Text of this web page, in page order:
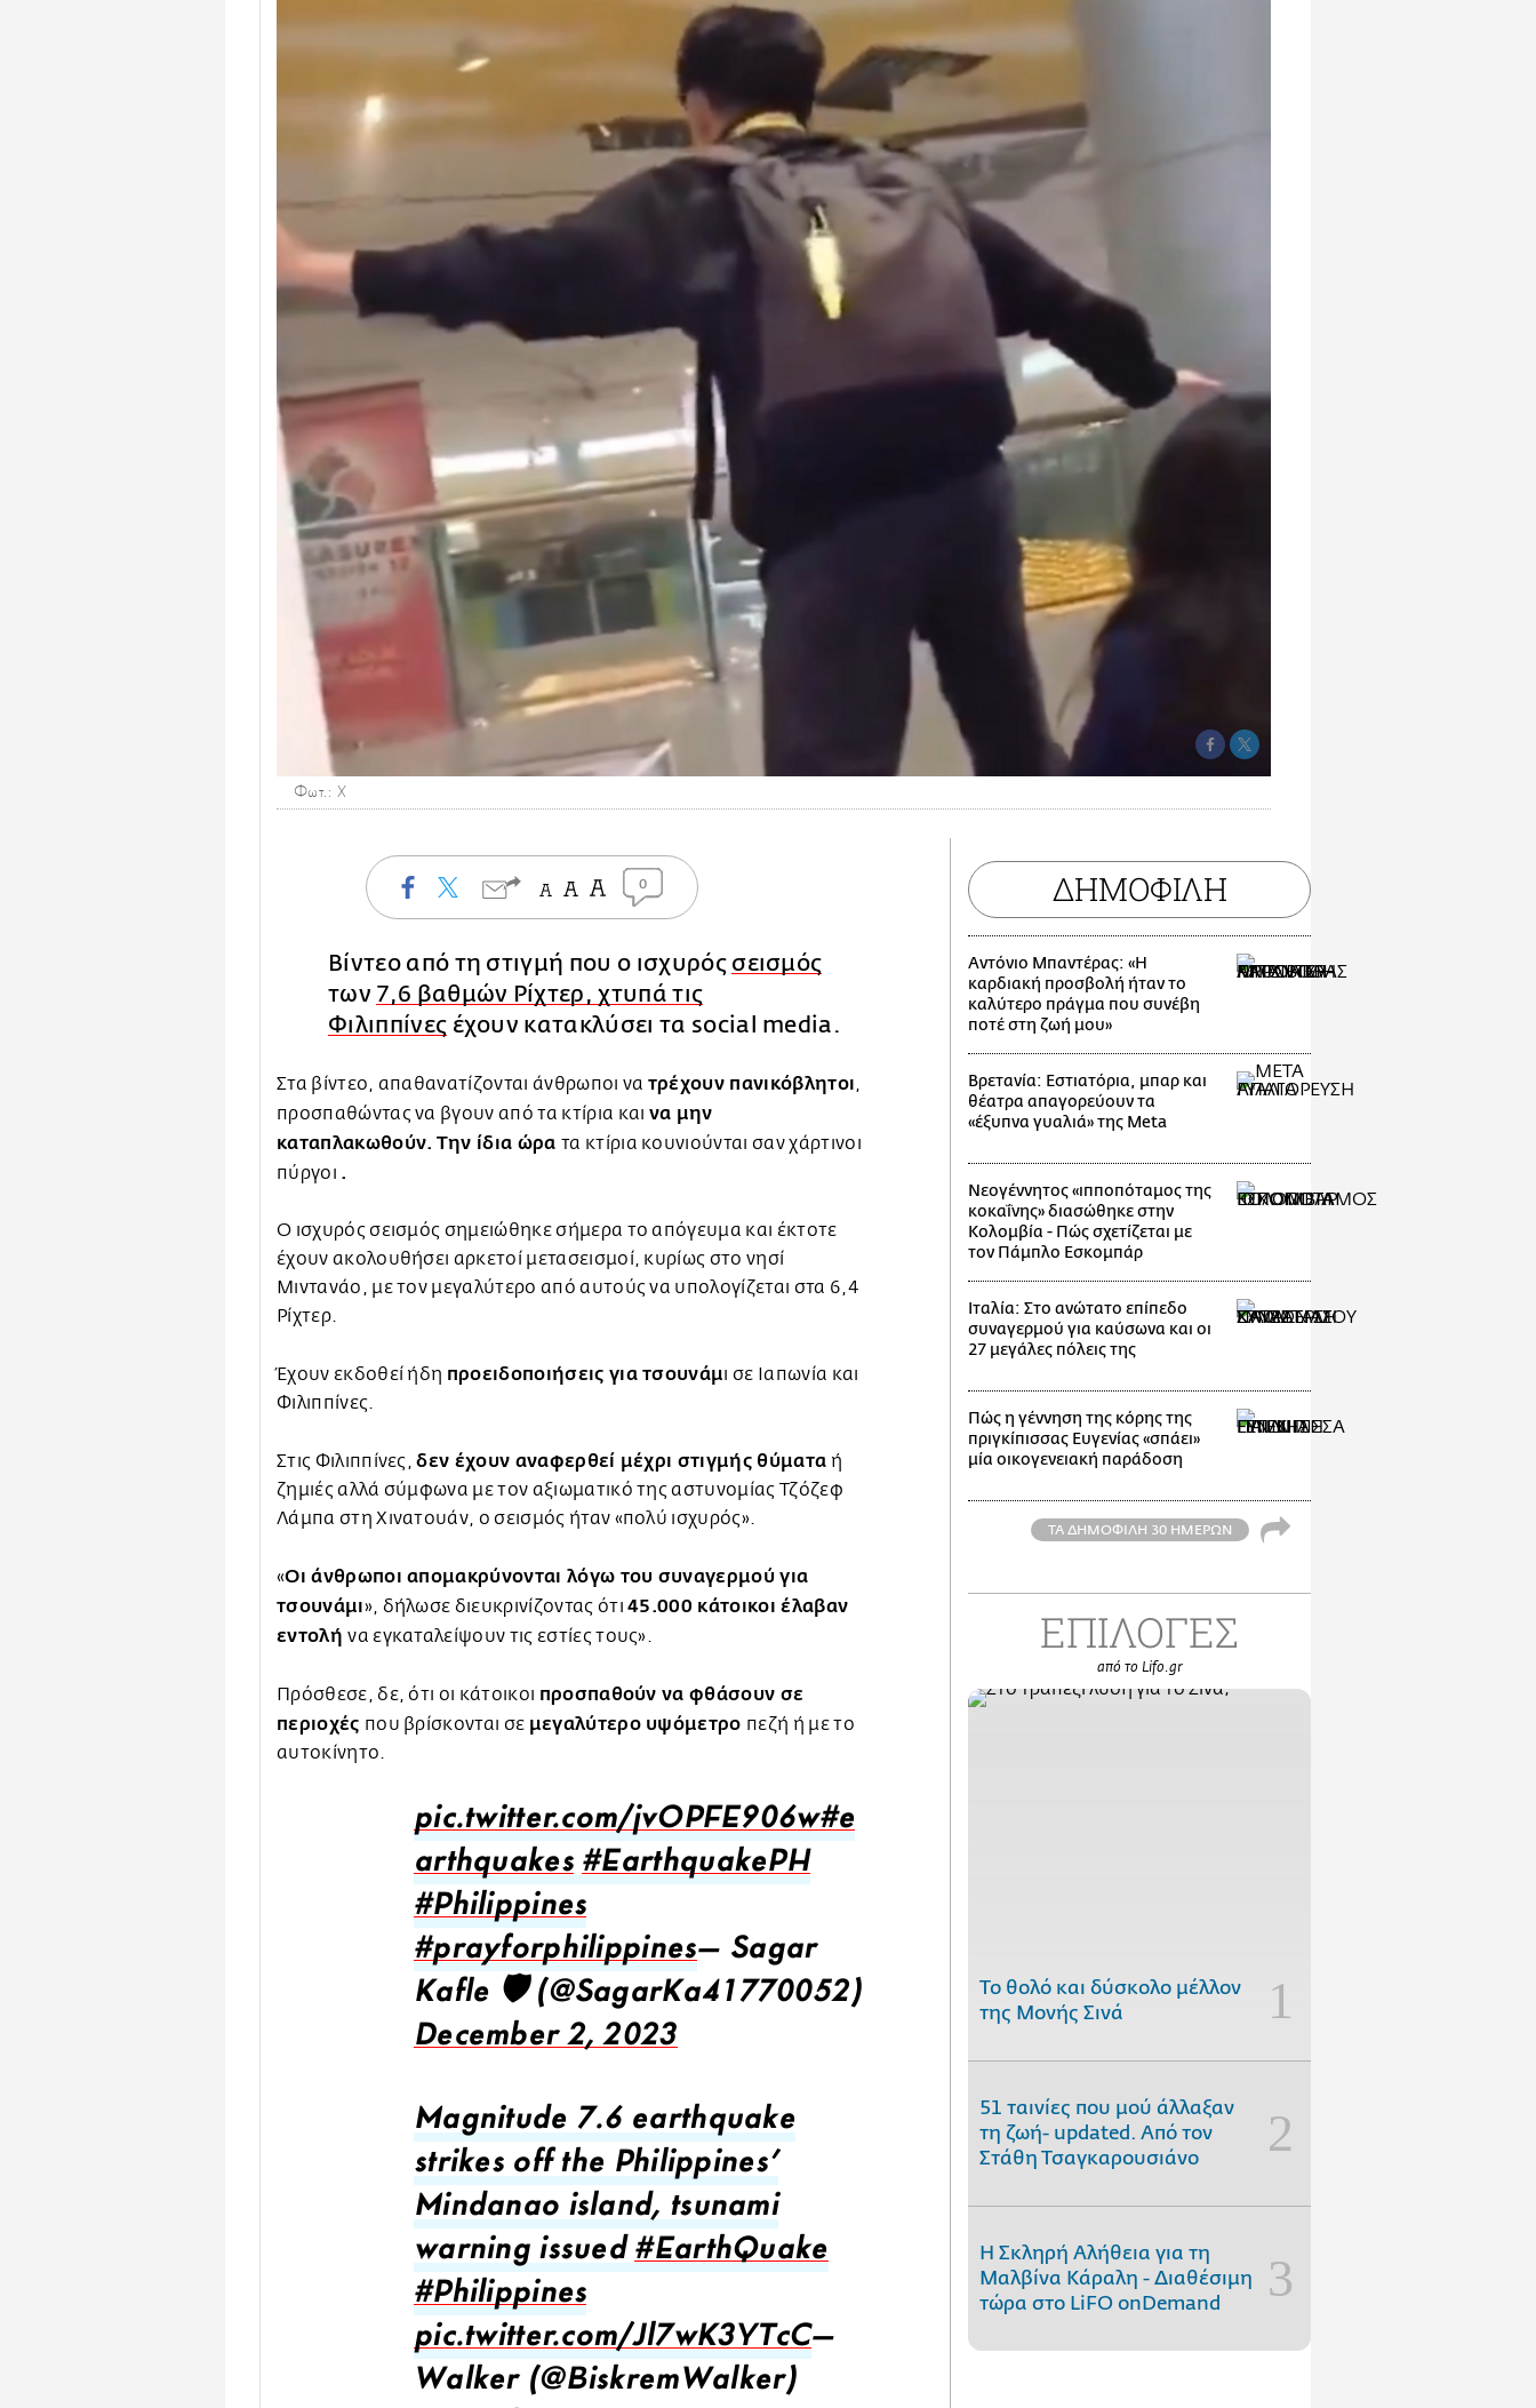
Φωτ.: X
0
Βίντεο από τη στιγμή που ο ισχυρός σεισμός
των 7,6 βαθμών Ρίχτερ, χτυπά τις
Φιλιππίνες έχουν κατακλύσει τα social media.
Στα βίντεο, απαθανατίζονται άνθρωποι να τρέχουν πανικόβλητοι,
προσπαθώντας να βγουν από τα κτίρια και να μην
καταπλακωθούν. Την ίδια ώρα τα κτίρια κουνιούνται σαν χάρτινοι
πύργοι .
Ο ισχυρός σεισμός σημειώθηκε σήμερα το απόγευμα και έκτοτε
έχουν ακολουθήσει αρκετοί μετασεισμοί, κυρίως στο νησί
Μιντανάο, με τον μεγαλύτερο από αυτούς να υπολογίζεται στα 6,4
Ρίχτερ.
Έχουν εκδοθεί ήδη προειδοποιήσεις για τσουνάμι σε Ιαπωνία και
Φιλιππίνες.
Στις Φιλιππίνες,δεν έχουν αναφερθεί μέχρι στιγμής θύματα ή
ζημιές αλλά σύμφωνα με τον αξιωματικό της αστυνομίας Τζόζεφ
Λάμπα στη Χινατουάν, ο σεισμός ήταν «πολύ ισχυρός».
«Οι άνθρωποι απομακρύνονται λόγω του συναγερμού για
τσουνάμι», δήλωσε διευκρινίζοντας ότι45.000 κάτοικοι έλαβαν
εντολήνα εγκαταλείψουν τις εστίες τους».
Πρόσθεσε, δε, ότι οι κάτοικοι προσπαθούν να φθάσουν σε
περιοχές που βρίσκονται σε μεγαλύτερο υψόμετρο πεζή ή με το
αυτοκίνητο.
pic.twitter.com/jvOPFE906w#e
arthquakes #EarthquakePH
#Philippines
#prayforphilippines— Sagar
Kafle 🛡️ (@SagarKa41770052)
December 2, 2023
Magnitude 7.6 earthquake
strikes off the Philippines'
Mindanao island, tsunami
warning issued #EarthQuake
#Philippines
pic.twitter.com/Jl7wK3YTcC—
Walker (@BiskremWalker)
ΔΗΜΟΦΙΛΗ
Αντόνιο Μπαντέρας: «Η
καρδιακή προσβολή ήταν το
καλύτερο πράγμα που συνέβη
ποτέ στη ζωή μου»
Βρετανία: Εστιατόρια, μπαρ και
θέατρα απαγορεύουν τα
«έξυπνα γυαλιά» της Meta
Νεογέννητος «ιπποπόταμος της
κοκαΐνης» διασώθηκε στην
Κολομβία - Πώς σχετίζεται με
τον Πάμπλο Εσκομπάρ
Ιταλία: Στο ανώτατο επίπεδο
συναγερμού για καύσωνα και οι
27 μεγάλες πόλεις της
Πώς η γέννηση της κόρης της
πριγκίπισσας Ευγενίας «σπάει»
μία οικογενειακή παράδοση
ΤΑ ΔΗΜΟΦΙΛΗ 30 ΗΜΕΡΩΝ
ΕΠΙΛΟΓΕΣ
από το Lifo.gr
Το θολό και δύσκολο μέλλον
της Μονής Σινά
51 ταινίες που μού άλλαξαν
τη ζωή- updated. Aπό τον
Στάθη Τσαγκαρουσιάνο
Η Σκληρή Αλήθεια για τη
Μαλβίνα Κάραλη - Διαθέσιμη
τώρα στo LiFO onDemand